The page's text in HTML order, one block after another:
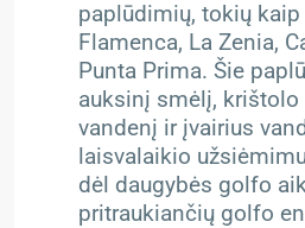
paplūdimių, tokių kaip
Flamenca, La Zenia,
Punta Prima. Šie
auksinį smėlį, krištolo
vandenį ir įvairius
laisvalaikio
dėl daugybės golfo
pritraukiančių golfo